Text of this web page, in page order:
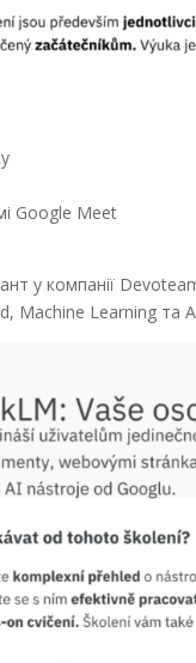
Google Meet
у компанії
Machine Learning та